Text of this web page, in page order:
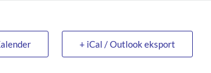
+ iCal / Outlook eksport